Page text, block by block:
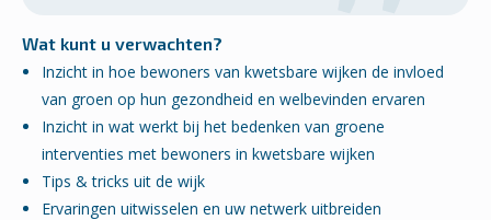
Wat kunt u verwachten?
Inzicht in hoe bewoners van kwetsbare wijken de invloed
van groen op hun gezondheid en welbevinden ervaren
Inzicht in wat werkt bij het bedenken van groene
interventies met bewoners in kwetsbare wijken
Tips & tricks uit de wijk
Ervaringen uitwisselen en uw netwerk uitbreiden